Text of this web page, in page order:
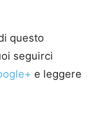
questo
seguirci
e leggere